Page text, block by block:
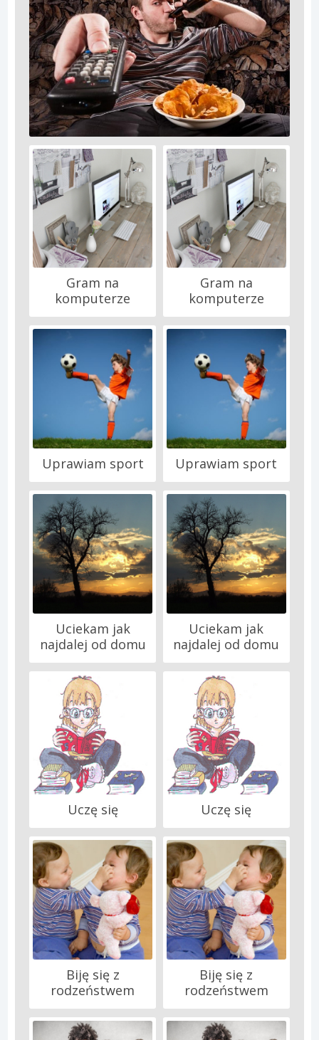
Gram na
komputerze
Gram na
komputerze
Uprawiam sport Uprawiam sport
Uciekam jak
najdalej od domu
Uciekam jak
najdalej od domu
Uczę się Uczę się
Biję się z
rodzeństwem
Biję się z
rodzeństwem